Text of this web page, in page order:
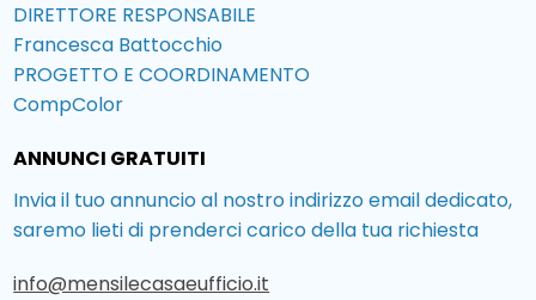
DIRETTORE RESPONSABILE
Francesca Battocchio
PROGETTO E COORDINAMENTO
CompColor
ANNUNCI GRATUITI
Invia il tuo annuncio al nostro indirizzo email dedicato,
saremo lieti di prenderci carico della tua richiesta
info@mensilecasaeufficio.it